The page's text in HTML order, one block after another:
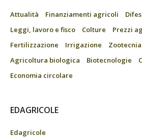
Attualità Finanziamenti agricoli
Leggi, lavoro e fisco
Colture
Prezzi
Fertilizzazione
Irrigazione Zootecnia
Agricoltura biologica
Biotecnologie
Economia circolare
EDAGRICOLE
Edagricole